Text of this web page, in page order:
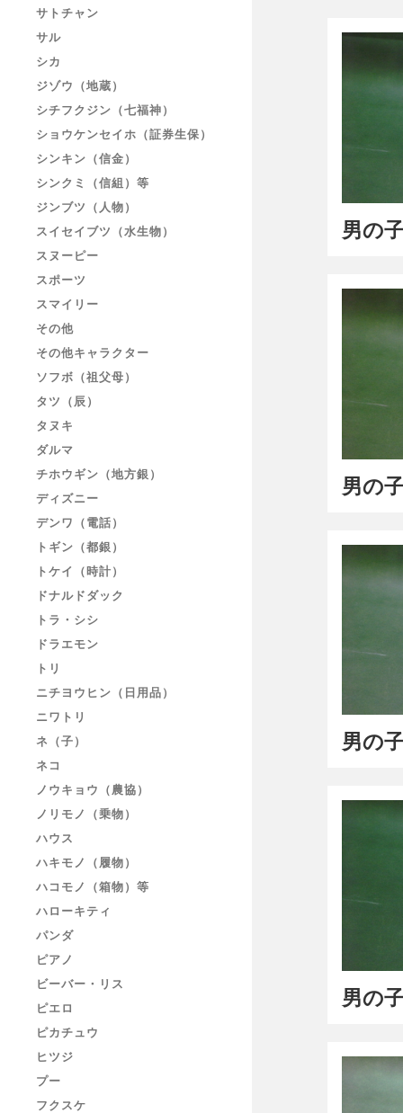
サトチャン
サル
シカ
ジゾウ（地蔵）
シチフクジン（七福神）
ショウケンセイホ（証券生保）
シンキン（信金）
シンクミ（信組）等
ジンブツ（人物）
スイセイブツ（水生物）
スヌーピー
スポーツ
スマイリー
その他
その他キャラクター
ソフボ（祖父母）
タツ（辰）
タヌキ
ダルマ
チホウギン（地方銀）
ディズニー
デンワ（電話）
トギン（都銀）
トケイ（時計）
ドナルドダック
トラ・シシ
ドラエモン
トリ
ニチヨウヒン（日用品）
ニワトリ
ネ（子）
ネコ
ノウキョウ（農協）
ノリモノ（乗物）
ハウス
ハキモノ（履物）
ハコモノ（箱物）等
ハローキティ
パンダ
ピアノ
ビーバー・リス
ピエロ
ピカチュウ
ヒツジ
プー
フクスケ
男の
男の
男の
男の